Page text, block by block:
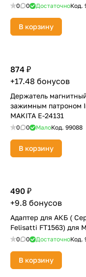
0 0 ДостаточноКод.
В корзину
874 ₽
+17.48 бонусов
Держатель
зажимным патроном
MAKITA E-24131
0 0 МалоКод. 99088
В корзину
490 ₽
+9.8 бонусов
Адаптер для АКБ (
Felisatti FT1563) для
0 0 ДостаточноКод.
В корзину
об оплате Плайтом
25
Остались
8 800 302-
plait.ru